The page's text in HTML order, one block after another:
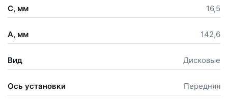
C, мм 16,5
A, мм 142,6
Вид Дисковые
Ось установки Передняя